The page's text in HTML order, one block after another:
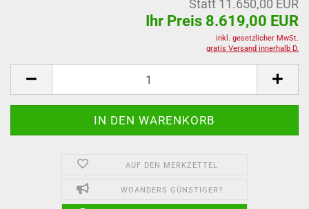
Statt 11.650,00 EUR
Ihr Preis 8.619,00 EUR
inkl. gesetzlicher MwSt.
gratis Versand innerhalb D.
AUF DEN MERKZETTEL
WOANDERS GÜNSTIGER?